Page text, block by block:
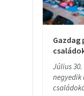
Gazdag
Július